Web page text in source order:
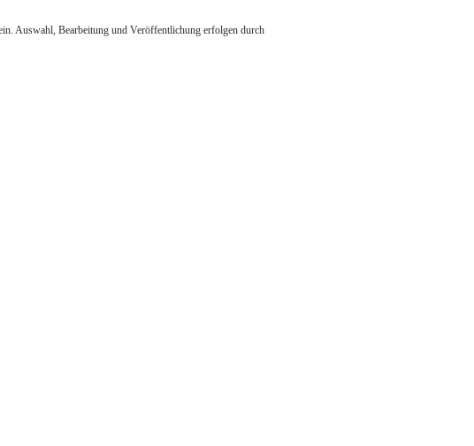
Auswahl, Bearbeitung und Veröffentlichung erfolgen durch